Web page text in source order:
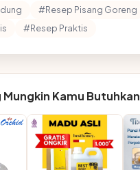
#Resep Pisang Goreng
#Resep Praktis
Kamu Butuhkan